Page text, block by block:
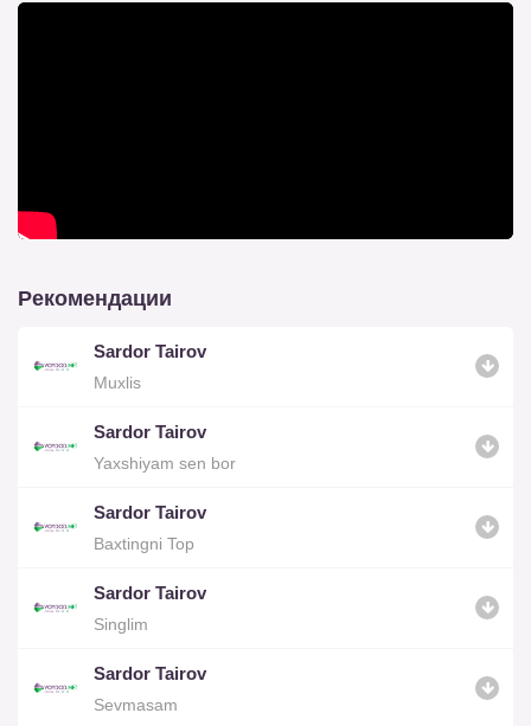
Рекомендации
Sardor Tairov
Muxlis
Sardor Tairov
Yaxshiyam sen bor
Sardor Tairov
Baxtingni Top
Sardor Tairov
Singlim
Sardor Tairov
Sevmasam